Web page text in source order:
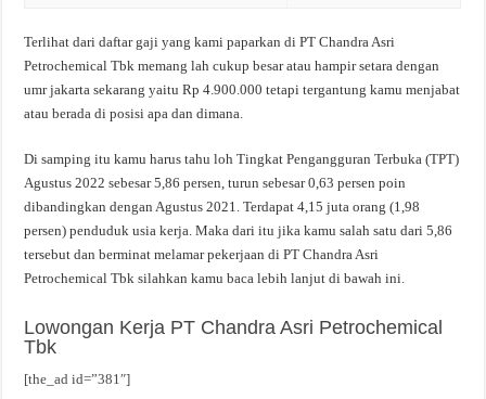
Terlihat dari daftar gaji yang kami paparkan di PT Chandra Asri
Petrochemical Tbk memang lah cukup besar atau hampir setara dengan
umr jakarta sekarang yaitu Rp 4.900.000 tetapi tergantung kamu menjabat
atau berada di posisi apa dan dimana.
Di samping itu kamu harus tahu loh Tingkat Pengangguran Terbuka (TPT)
Agustus 2022 sebesar 5,86 persen, turun sebesar 0,63 persen poin
dibandingkan dengan Agustus 2021. Terdapat 4,15 juta orang (1,98
persen) penduduk usia kerja. Maka dari itu jika kamu salah satu dari 5,86
tersebut dan berminat melamar pekerjaan di PT Chandra Asri
Petrochemical Tbk silahkan kamu baca lebih lanjut di bawah ini.
Lowongan Kerja PT Chandra Asri Petrochemical
Tbk
[the_ad id=”381″]